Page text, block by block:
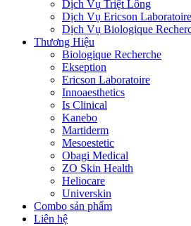
Dịch Vụ Triệt Lông
Dịch Vụ Ericson Laboratoire
Dịch Vụ Biologique
Thương Hiệu
Biologique Recherche
Ekseption
Ericson Laboratoire
Innoaesthetics
Is Clinical
Kanebo
Martiderm
Mesoestetic
Obagi Medical
ZO Skin Health
Heliocare
Universkin
Combo sản phẩm
Liên hệ